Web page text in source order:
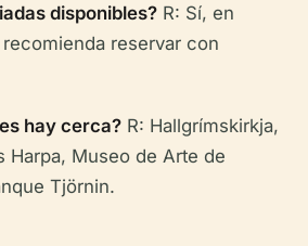
disponibles? R: Sí, en
reservar con
hay cerca? R: Hallgrímskirkja,
Harpa, Museo de Arte de
Tjörnin.